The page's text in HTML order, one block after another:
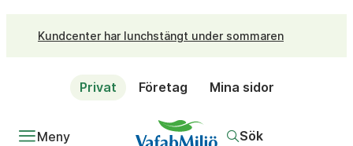
Kundcenter har lunchstängt under sommaren
Privat Företag Mina sidor
Meny Sök